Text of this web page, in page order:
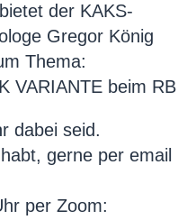
der KAKS-
Gregor König
Thema:
VARIANTE beim RB
dabei seid.
gerne per email
per Zoom: